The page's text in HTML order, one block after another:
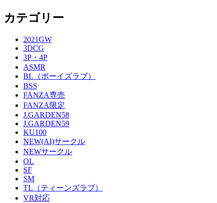
カテゴリー
2021GW
3DCG
3P・4P
ASMR
BL（ボーイズラブ）
BSS
FANZA専売
FANZA限定
J.GARDEN58
J.GARDEN59
KU100
NEW(AI)サークル
NEWサークル
OL
SF
SM
TL（ティーンズラブ）
VR対応